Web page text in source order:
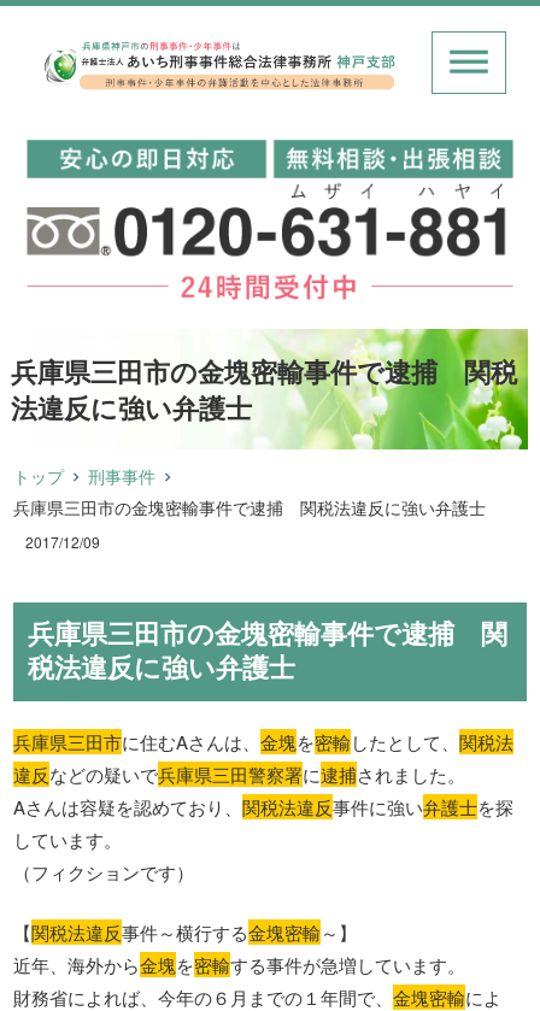
兵庫県三田市の金塊密輸事件で逮捕 関税
法違反に強い弁護士
トップ
刑事事件
兵庫県三田市の金塊密輸事件で逮捕 関税法違反に強い弁護士
2017/12/09
兵庫県三田市の金塊密輸事件で逮捕 関
税法違反に強い弁護士
兵庫県三田市に住むAさんは、金塊を密輸したとして、関税法
違反などの疑いで兵庫県三田警察署に逮捕されました。
Aさんは容疑を認めており、関税法違反事件に強い弁護士を探
しています。
（フィクションです）
【関税法違反事件～横行する金塊密輸～】
近年、海外から金塊を密輸する事件が急増しています。
財務省によれば、今年の６月までの１年間で、金塊密輸によ